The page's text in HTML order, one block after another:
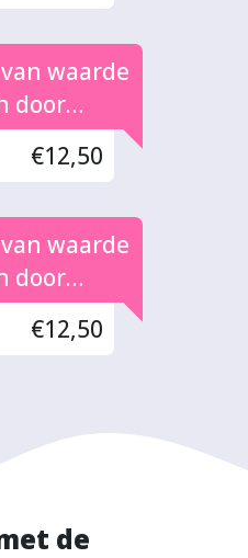
waarde
door
€12,50
waarde
door
€12,50
de